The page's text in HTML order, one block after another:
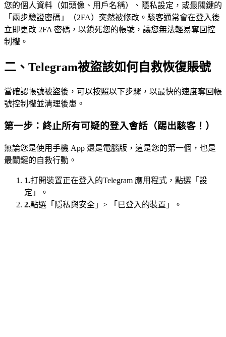
您的個人資料（如頭像、用戶名稱）、隱私設定，或最關鍵的
「兩步驗證密碼」（2FA）突然被修改。駭客通常會在登入後
立即更改 2FA 密碼，以鎖死您的帳號，讓您無法輕易奪回控
制權。
二、Telegram被盜該如何自救恢復賬號
當確認帳號被盜後，可以按照以下步驟，以最快的速度奪回帳
號控制權並清理後患。
第一步：終止所有可疑的登入會話（踢出駭客！）
無論您是使用手機 App 還是電腦版，這是您的第一個，也是
最關鍵的自救行動。
1.打開裝置正在登入的Telegram 應用程式，點選「設
定」。
2.點選「隱私與安全」> 「已登入的裝置」。